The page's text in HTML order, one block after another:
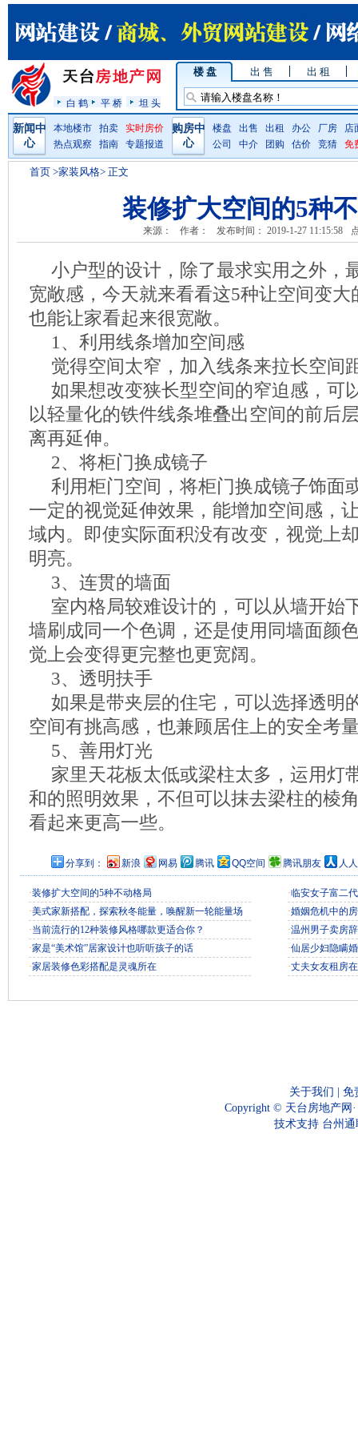
白 鹤 平 桥 坦 头
楼 盘 出 售 出 租
新闻中
心
本地楼市 拍卖
实时房价
热点观察
指南 专题报道
购房中
心
楼盘 出售 出租 办公 厂房
店
公司
中介 团购 估价 竞猜 免
首页 >家装风格> 正文
装修扩大空间的5种
来源： 作者： 发布时间： 2019-1-27 11:15:58
小户型的设计，除了最求实用之外，
宽敞感，今天就来看看这5种让空间变
也能让家看起来很宽敞。
1、利用线条增加空间感
觉得空间太窄，加入线条来拉长空间
如果想改变狭长型空间的窄迫感，可
以轻量化的铁件线条堆叠出空间的前后
离再延伸。
2、将柜门换成镜子
利用柜门空间，将柜门换成镜子饰面
一定的视觉延伸效果，能增加空间感，
域内。即使实际面积没有改变，视觉上
明亮。
3、连贯的墙面
室内格局较难设计的，可以从墙开始
墙刷成同一个色调，还是使用同墙面颜
觉上会变得更完整也更宽阔。
3、透明扶手
如果是带夹层的住宅，可以选择透明
空间有挑高感，也兼顾居住上的安全考
5、善用灯光
家里天花板太低或梁柱太多，运用灯
和的照明效果，不但可以抹去梁柱的棱
看起来更高一些。
分享到： 新浪 网易 腾讯 QQ空间 腾讯朋友 人
·装修扩大空间的5种不动格局
·美式家新搭配，探索秋冬能量，唤醒新一轮能量场
·当前流行的12种装修风格哪款更适合你？
·家是“美术馆”居家设计也听听孩子的话
·家居装修色彩搭配是灵魂所在
·临安女子富二
·婚姻危机中的
·温州男子卖房
·仙居少妇隐瞒
·丈夫女友租房
关于我们
免
Copyright © 天台房地产网
技术支持 台州